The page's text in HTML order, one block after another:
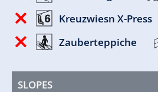
Kreuzwiesn X-Press
Zauberteppiche
SLOPES